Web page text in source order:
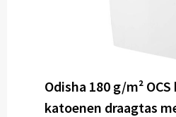
Odisha 180 g/m²
katoenen draagtas